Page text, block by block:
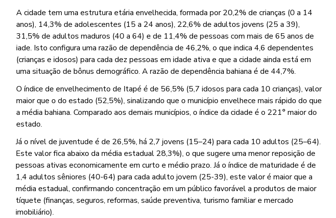
A cidade tem uma estrutura etária envelhecida, formada por 20,2% de crianças (0 a 14
anos), 14,3% de adolescentes (15 a 24 anos), 22,6% de adultos jovens (25 a 39),
31,5% de adultos maduros (40 a 64) e de 11,4% de pessoas com mais de 65 anos de
iade. Isto configura uma razão de dependência de 46,2%, o que indica 4,6 dependentes
(crianças e idosos) para cada dez pessoas em idade ativa e que a cidade ainda está em
uma situação de bônus demográfico. A razão de dependência bahiana é de 44,7%.
O índice de envelhecimento de Itapé é de 56,5% (5,7 idosos para cada 10 crianças), valor
maior que o do estado (52,5%), sinalizando que o município envelhece mais rápido do que
a média bahiana. Comparado aos demais municípios, o índice da cidade é o 221° maior do
estado.
Já o nível de juventude é de 26,5%, há 2,7 jovens (15–24) para cada 10 adultos (25–64).
Este valor fica abaixo da média estadual 28,3%), o que sugere uma menor reposição de
pessoas ativas economicamente em curto e médio prazo. Já o índice de maturidade é de
1,4 adultos sêniores (40-64) para cada adulto jovem (25-39), este valor é maior que a
média estadual, confirmando concentração em um público favorável a produtos de maior
tíquete (finanças, seguros, reformas, saúde preventiva, turismo familiar e mercado
imobiliário).